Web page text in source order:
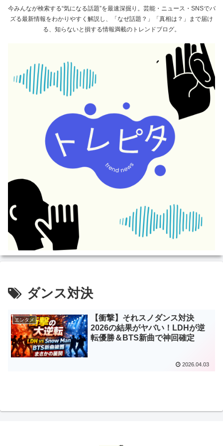
今みんなが検索する“気になる話題”を最速深掘り。芸能・ニュース・SNSでバ
ズる最新情報をわかりやすく解説し、「なぜ話題？」「真相は？」まで届け
る、知らないと損する情報満載のトレンドブログ。
ダンス対決
エンタメ
【衝撃】それスノダンス対決
2026の結果がヤバい！LDHが逆
転優勝＆BTS新曲で神回確定
2026.04.03